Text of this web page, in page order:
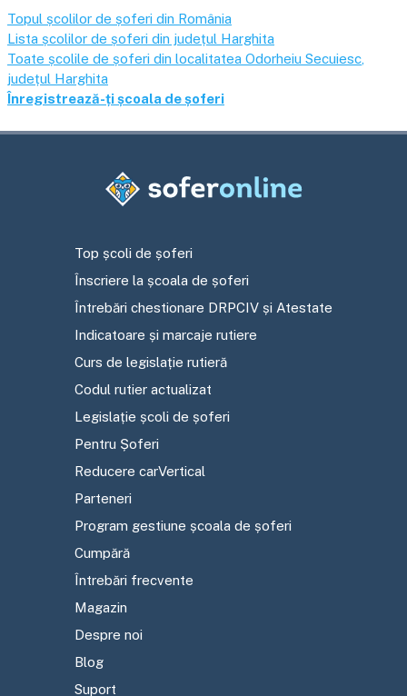
Topul școlilor de șoferi din România
Lista școlilor de șoferi din județul Harghita
Toate școlile de șoferi din localitatea Odorheiu Secuiesc
județul Harghita
Înregistrează-ți școala de șoferi
Top școli de șoferi
Înscriere la școala de șoferi
Întrebări chestionare DRPCIV și Atestate
Indicatoare și marcaje rutiere
Curs de legislație rutieră
Codul rutier actualizat
Legislație școli de șoferi
Pentru Șoferi
Reducere carVertical
Parteneri
Program gestiune școala de șoferi
Cumpără
Întrebări frecvente
Magazin
Despre noi
Blog
Suport